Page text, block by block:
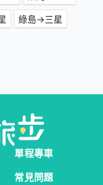
綠島→三星
單程專車
常見問題